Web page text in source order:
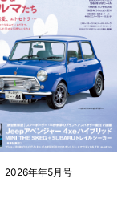
2026年年5月号